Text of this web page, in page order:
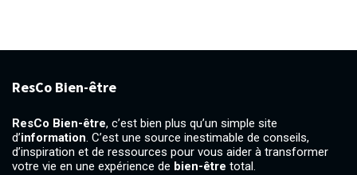
ResCo Bien-être
ResCo Bien-être, c’est bien plus qu’un simple site
d’information. C’est une source inestimable de conseils,
d’inspiration et de ressources pour vous aider à transformer
votre vie en une expérience de bien-être total.